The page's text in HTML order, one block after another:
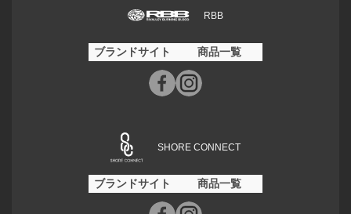
RBB
ブランドサイト 商品一覧
SHORE CONNECT
ブランドサイト 商品一覧